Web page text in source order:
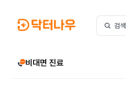
검색
비대면 진료